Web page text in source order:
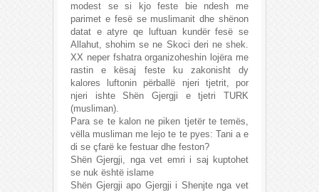
modest se si kjo feste bie ndesh me
parimet e fesë se muslimanit dhe shënon
datat e atyre qe luftuan kundër fesë se
Allahut, shohim se ne Skoci deri ne shek.
XX neper fshatra organizoheshin lojëra me
rastin e kësaj feste ku zakonisht dy
kalores luftonin përballë njeri tjetrit, por
njeri ishte Shën Gjergji e tjetri TURK
(musliman).
Para se te kalon ne piken tjetër te temës,
vëlla musliman me lejo te te pyes: Tani a e
di se çfarë ke festuar dhe feston?
Shën Gjergji, nga vet emri i saj kuptohet
se nuk është islame
Shën Gjergji apo Gjergji i Shenjte nga vet